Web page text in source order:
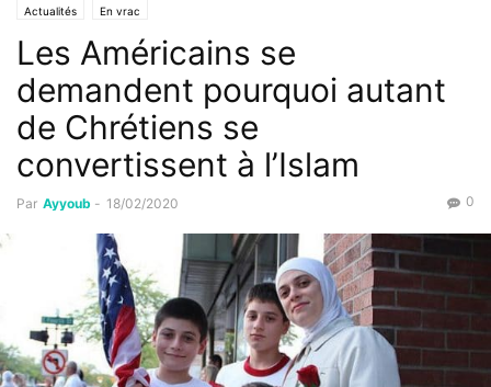
Actualités En vrac
Les Américains se
demandent pourquoi autant
de Chrétiens se
convertissent à l’Islam
Par Ayyoub - 18/02/2020 0